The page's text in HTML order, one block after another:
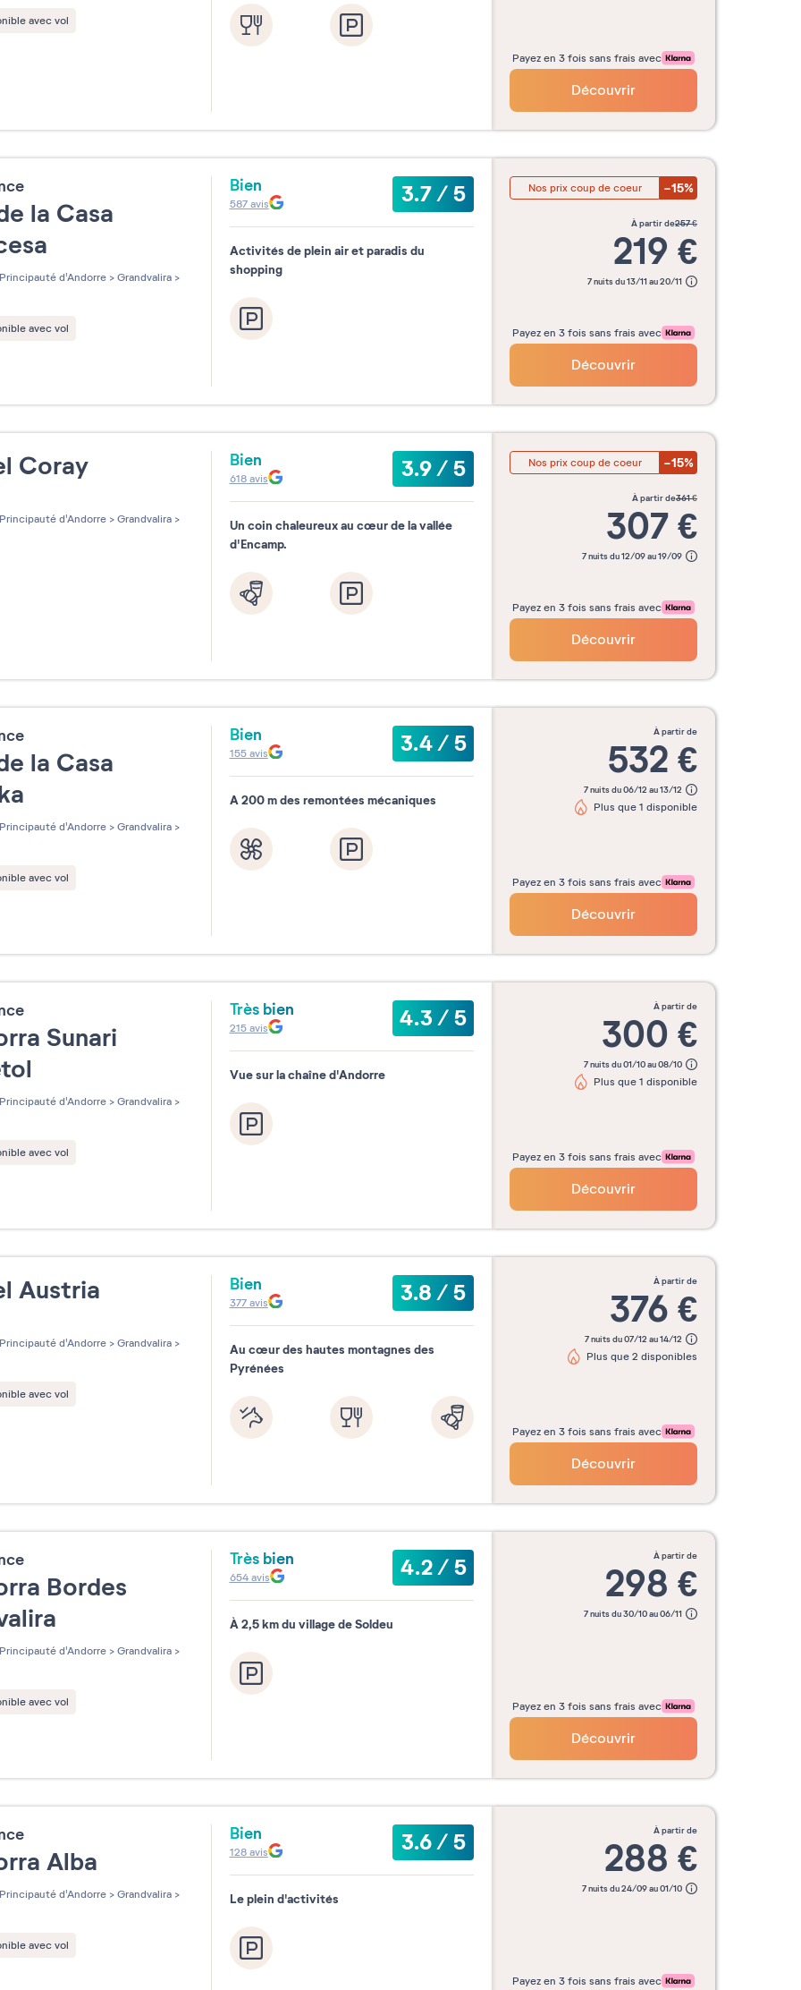
avec vol
Payez en 3 fois sans frais avec
Découvrir
la Casa
Principauté d'Andorre > Grandvalira >
avec vol
Bien 3.7/5
587avis
Activités de plein air et paradis du
shopping
Nos prix coup de coeur -15%
à partir de257€
219 €
7 nuits du 13/11 au 20/11
Payez en 3 fois sans frais avec
Découvrir
Coray
sur 5
Principauté d'Andorre > Grandvalira >
Bien 3.9/5
618avis
Un coin chaleureux au cœur de la vallée
d'Encamp.
Nos prix coup de coeur -15%
à partir de361€
307€
7 nuits du 12/09 au 19/09
Payez en 3 fois sans frais avec
Découvrir
la Casa
Principauté d'Andorre > Grandvalira >
avec vol
Bien 3.4/5
155avis
A 200 m des remontées mécaniques
à partir de
532 €
7 nuits du 06/12 au 13/12
Plus que 1 disponible
Payez en 3 fois sans frais avec
Découvrir
Sunari
Principauté d'Andorre > Grandvalira >
avec vol
Très bien 4.3/5
215avis
Vue sur la chaîne d'Andorre
à partir de
300 €
7 nuits du 01/10 au 08/10
Plus que 1 disponible
Payez en 3 fois sans frais avec
Découvrir
Austria
sur 5
Principauté d'Andorre > Grandvalira >
avec vol
Bien 3.8/5
377avis
Au cœur des hautes montagnes des
Pyrénées
à partir de
376 €
7 nuits du 07/12 au 14/12
Plus que 2 disponibles
Payez en 3 fois sans frais avec
Découvrir
Bordes
Principauté d'Andorre > Grandvalira >
avec vol
Très bien 4.2/5
654avis
À 2,5 km du village de Soldeu
à partir de
298 €
7 nuits du 30/10 au 06/11
Payez en 3 fois sans frais avec
Découvrir
Alba
Principauté d'Andorre > Grandvalira >
avec vol
Bien 3.6/5
128avis
Le plein d'activités
à partir de
288 €
7 nuits du 24/09 au 01/10
Payez en 3 fois sans frais avec